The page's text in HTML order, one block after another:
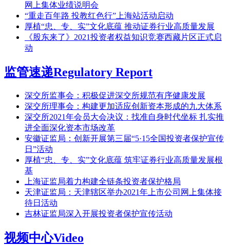
网上集体业绩说明会
“重走百年路 投教红色行”上海站活动启动
厚植“忠、专、实”文化底蕴 推动证券行业高质量发展
《股东来了》2021投资者权益知识竞赛西藏片区正式启
动
监管速递Regulatory Report
深交所监事会：积极促进深交所规范有序健康发展
深交所理事会：构建更加适应创新资本形成的九大体系
深交所2021年会员大会决议：找准自身时代坐标 扎实推
进全面深化资本市场改革
安徽证监局：创新开展第三届“5·15全国投资者保护宣传
日”活动
厚植“忠、专、实”文化底蕴 筑牢证券行业高质量发展根
基
上海证监局着力构建全链条投资者保护格局
天津证监局：天津辖区举办2021年上市公司网上集体接
待日活动
吉林证监局深入开展投资者保护宣传活动
视频中心Video